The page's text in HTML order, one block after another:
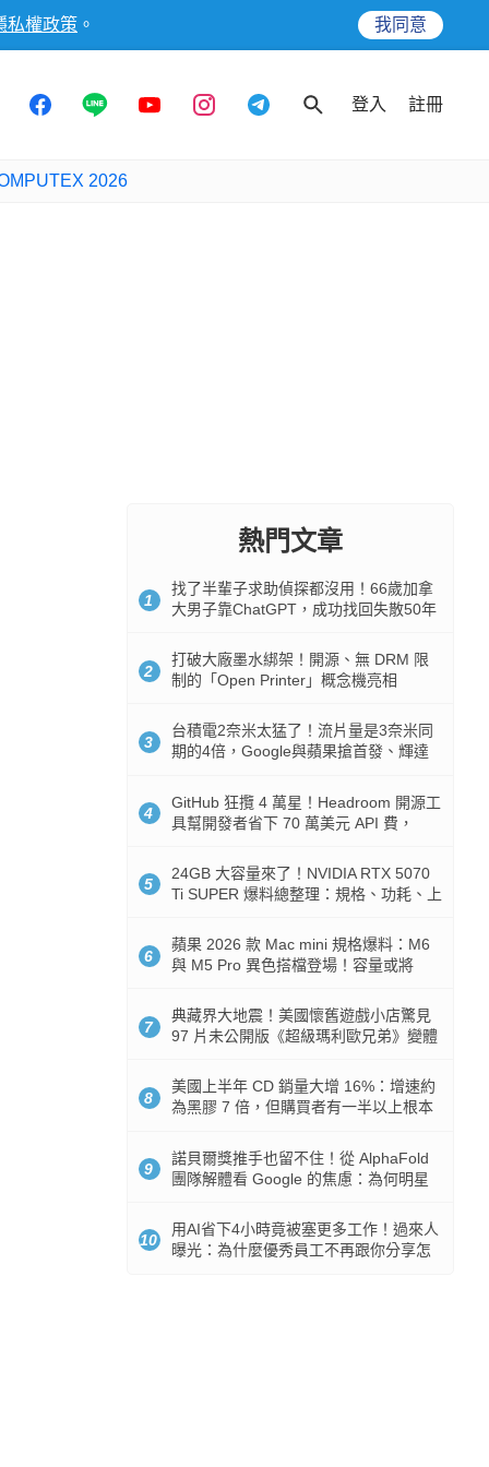
私權政策 。 我同意
登入 註冊
2026
熱門文章
1
找了半輩子求助偵探都沒用！66歲加拿
大男子靠ChatGPT，成功找回失散50年
2
打破大廠墨水綁架！開源、無 DRM 限
制的「Open Printer」概念機亮相
3
台積電2奈米太猛了！流片量是3奈米同
期的4倍，Google與蘋果搶首發、輝達
4
GitHub 狂攬 4 萬星！Headroom 開源工
具幫開發者省下 70 萬美元 API 費，
5
24GB 大容量來了！NVIDIA RTX 5070
Ti SUPER 爆料總整理：規格、功耗、上
6
蘋果 2026 款 Mac mini 規格爆料：M6
與 M5 Pro 異色搭檔登場！容量或將
7
典藏界大地震！美國懷舊遊戲小店驚見
97 片未公開版《超級瑪利歐兄弟》變體
8
美國上半年 CD 銷量大增 16%：增速約
為黑膠 7 倍，但購買者有一半以上根本
9
諾貝爾獎推手也留不住！從 AlphaFold
團隊解體看 Google 的焦慮：為何明星
10
用AI省下4小時竟被塞更多工作！過來人
曝光：為什麼優秀員工不再跟你分享怎